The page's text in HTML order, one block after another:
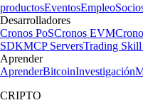
productosEventosEmpleo
Desarrolladores
Cronos PoSCronos EVM
SDKMCP ServersTrading
Aprender
AprenderBitcoinInvestigación
CRIPTO